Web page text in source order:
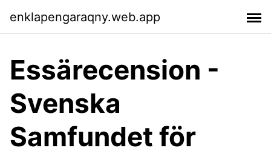
enklapengaraqny.web.app
Essärecension -
Svenska
Samfundet för